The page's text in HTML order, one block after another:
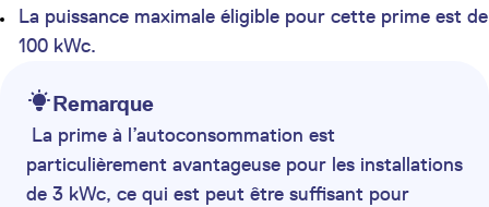
La puissance maximale éligible pour cette prime est de
100 kWc.
Remarque
La prime à l’autoconsommation est
particulièrement avantageuse pour les installations
de 3 kWc, ce qui est peut être suffisant pour